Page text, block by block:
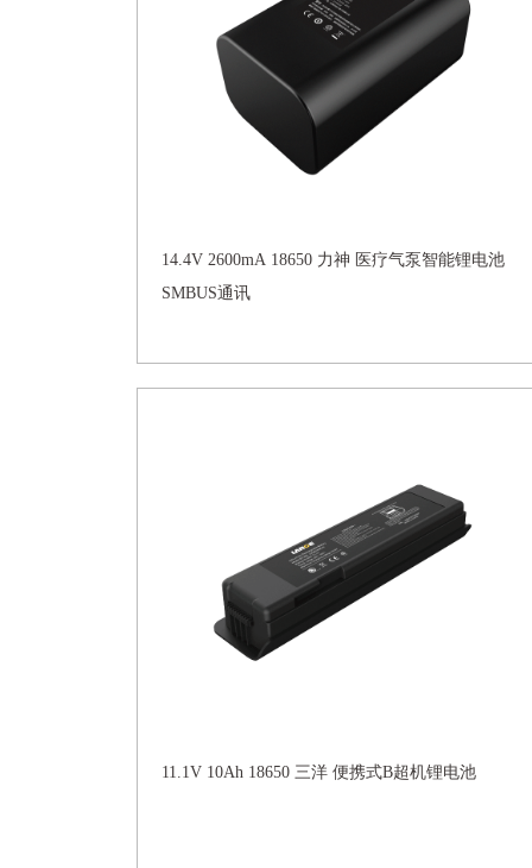
14.4V 2600mA 18650 力神 医疗气泵智能锂电池
SMBUS通讯
11.1V 10Ah 18650 三洋 便携式B超机锂电池